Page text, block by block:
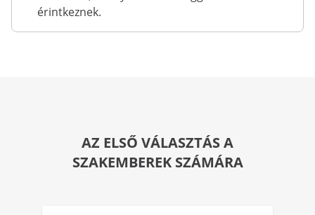
érintkeznek.
AZ ELSŐ VÁLASZTÁS A
SZAKEMBEREK SZÁMÁRA